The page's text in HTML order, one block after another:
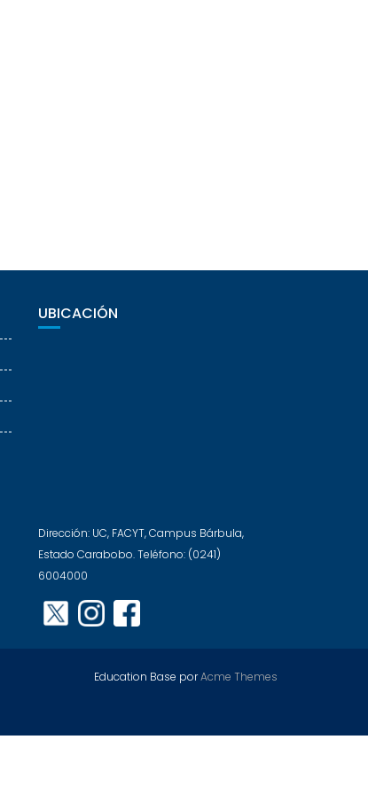
UBICACIÓN
Dirección: UC, FACYT, Campus Bárbula,
Estado Carabobo. Teléfono: (0241)
6004000
Education Base porAcme Themes